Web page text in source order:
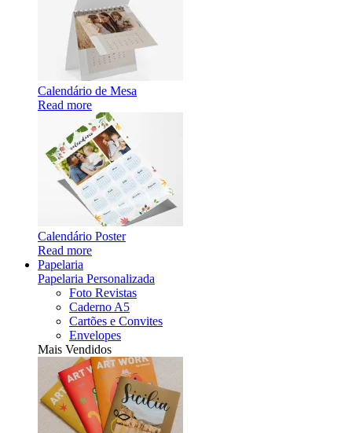
Calendário de Mesa
Read more
Calendário Poster
Read more
Papelaria
Papelaria Personalizada
Foto Revistas
Caderno A5
Cartões e Convites
Envelopes
Mais Vendidos